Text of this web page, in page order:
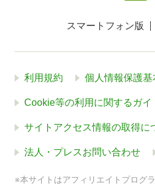
スマートフォン版
利用規約 個人情報保護基
Cookie等の利用に関するガイ
サイトアクセス情報の取得に
法人・プレスお問い合わせ
※本サイトはアフィリエイトプログ